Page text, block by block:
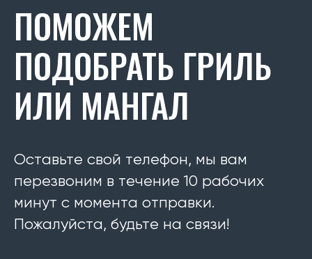
ПОМОЖЕМ
ПОДОБРАТЬ ГРИЛЬ
ИЛИ МАНГАЛ
Оставьте свой телефон, мы вам
перезвоним в течение 10 рабочих
минут с момента отправки.
Пожалуйста, будьте на связи!